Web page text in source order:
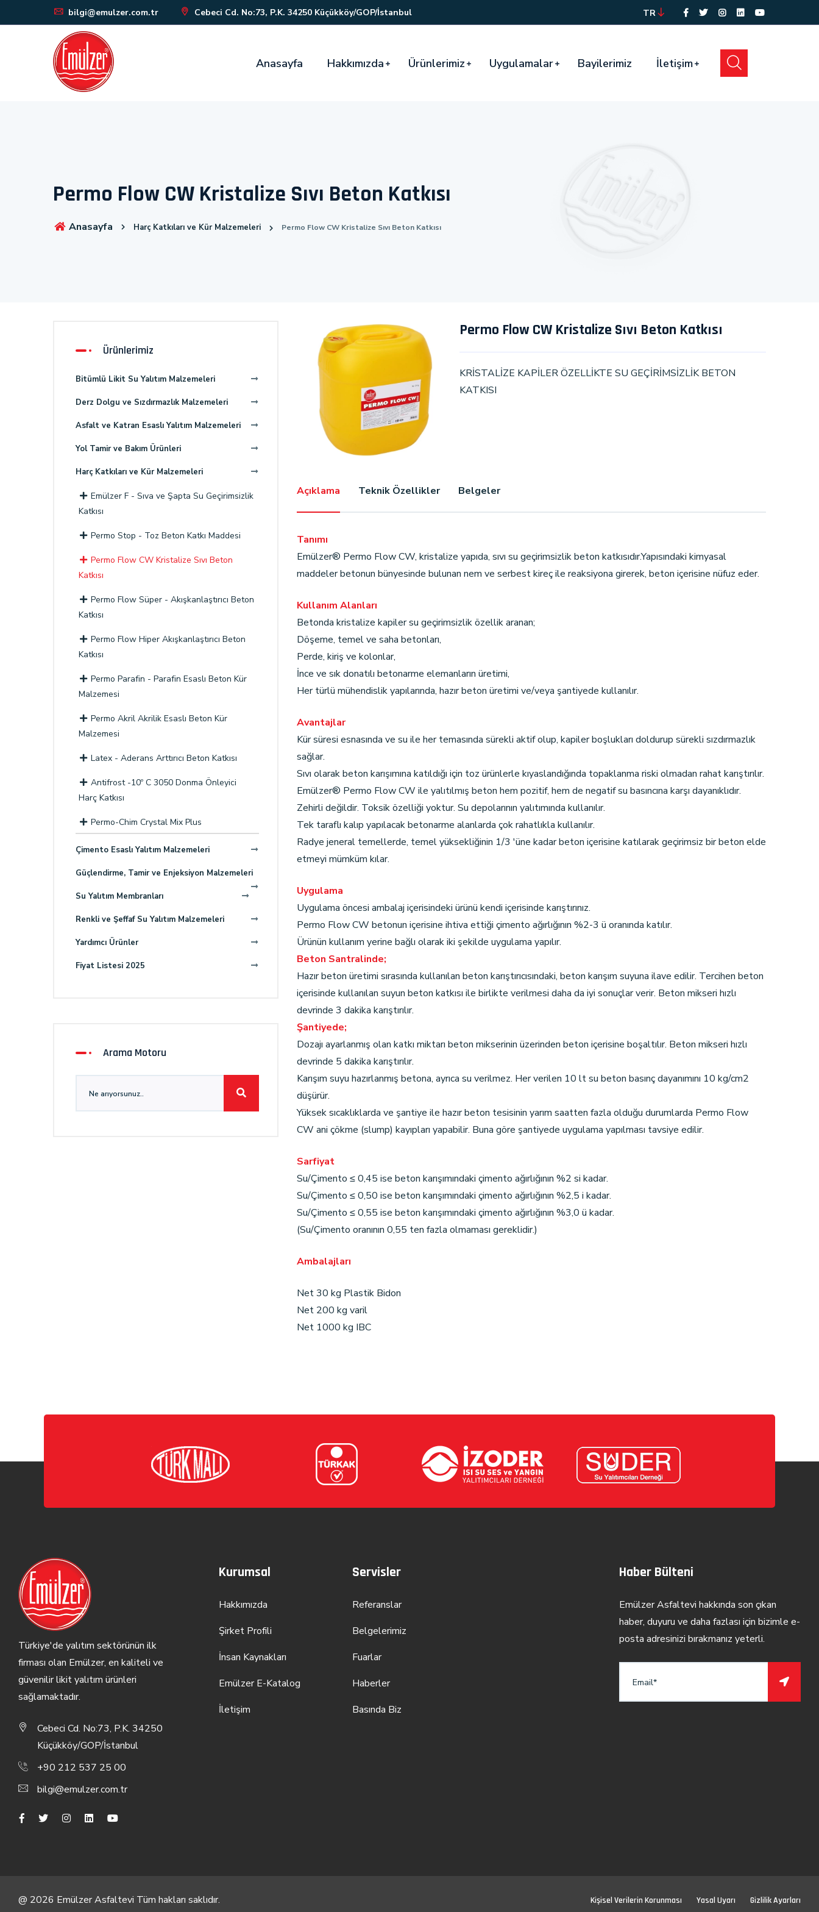
bilgi@emulzer.com.tr Cebeci Cd. No:73, P.K. 34250 Küçükköy/GOP/İstanbul TR
Anasayfa Hakkımızda Ürünlerimiz Uygulamalar Bayilerimiz İletişim
Permo Flow CW Kristalize Sıvı Beton Katkısı
Anasayfa Harç Katkıları ve Kür Malzemeleri Permo Flow CW Kristalize Sıvı Beton Katkısı
Permo Flow CW Kristalize Sıvı Beton Katkısı
KRİSTALİZE KAPİLER ÖZELLİKTE SU GEÇİRİMSİZLİK BETON
KATKISI
Açıklama Teknik Özellikler Belgeler
Tanımı
Emülzer® Permo Flow CW, kristalize yapıda, sıvı su geçirimsizlik beton katkısıdır.Yapısındaki kimyasal
maddeler betonun bünyesinde bulunan nem ve serbest kireç ile reaksiyona girerek, beton içerisine nüfuz eder.
Kullanım Alanları
Betonda kristalize kapiler su geçirimsizlik özellik aranan;
Döşeme, temel ve saha betonları,
Perde, kiriş ve kolonlar,
İnce ve sık donatılı betonarme elemanların üretimi,
Her türlü mühendislik yapılarında, hazır beton üretimi ve/veya şantiyede kullanılır.
Avantajlar
Kür süresi esnasında ve su ile her temasında sürekli aktif olup, kapiler boşlukları doldurup sürekli sızdırmazlık
sağlar.
Sıvı olarak beton karışımına katıldığı için toz ürünlerle kıyaslandığında topaklanma riski olmadan rahat karıştırılır.
Emülzer® Permo Flow CW ile yalıtılmış beton hem pozitif, hem de negatif su basıncına karşı dayanıklıdır.
Zehirli değildir. Toksik özelliği yoktur. Su depolarının yalıtımında kullanılır.
Tek taraflı kalıp yapılacak betonarme alanlarda çok rahatlıkla kullanılır.
Radye jeneral temellerde, temel yüksekliğinin 1/3 'üne kadar beton içerisine katılarak geçirimsiz bir beton elde
etmeyi mümküm kılar.
Uygulama
Uygulama öncesi ambalaj içerisindeki ürünü kendi içerisinde karıştırınız.
Permo Flow CW betonun içerisine ihtiva ettiği çimento ağırlığının %2-3 ü oranında katılır.
Ürünün kullanım yerine bağlı olarak iki şekilde uygulama yapılır.
Beton Santralinde;
Hazır beton üretimi sırasında kullanılan beton karıştırıcısındaki, beton karışım suyuna ilave edilir. Tercihen beton
içerisinde kullanılan suyun beton katkısı ile birlikte verilmesi daha da iyi sonuçlar verir. Beton mikseri hızlı
devrinde 3 dakika karıştırılır.
Şantiyede;
Dozajı ayarlanmış olan katkı miktarı beton mikserinin üzerinden beton içerisine boşaltılır. Beton mikseri hızlı
devrinde 5 dakika karıştırılır.
Karışım suyu hazırlanmış betona, ayrıca su verilmez. Her verilen 10 lt su beton basınç dayanımını 10 kg/cm2
düşürür.
Yüksek sıcaklıklarda ve şantiye ile hazır beton tesisinin yarım saatten fazla olduğu durumlarda Permo Flow
CW ani çökme (slump) kayıpları yapabilir. Buna göre şantiyede uygulama yapılması tavsiye edilir.
Sarfiyat
Su/Çimento ≤ 0,45 ise beton karışımındaki çimento ağırlığının %2 si kadar.
Su/Çimento ≤ 0,50 ise beton karışımındaki çimento ağırlığının %2,5 i kadar.
Su/Çimento ≤ 0,55 ise beton karışımındaki çimento ağırlığının %3,0 ü kadar.
(Su/Çimento oranının 0,55 ten fazla olmaması gereklidir.)
Ambalajları
Net 30 kg Plastik Bidon
Net 200 kg varil
Net 1000 kg IBC
Ürünlerimiz
Bitümlü Likit Su Yalıtım Malzemeleri
Derz Dolgu ve Sızdırmazlık Malzemeleri
Asfalt ve Katran Esaslı Yalıtım Malzemeleri
Yol Tamir ve Bakım Ürünleri
Harç Katkıları ve Kür Malzemeleri
Emülzer F - Sıva ve Şapta Su Geçirimsizlik
Katkısı
Permo Stop - Toz Beton Katkı Maddesi
Permo Flow CW Kristalize Sıvı Beton
Katkısı
Permo Flow Süper - Akışkanlaştırıcı Beton
Katkısı
Permo Flow Hiper Akışkanlaştırıcı Beton
Katkısı
Permo Parafin - Parafin Esaslı Beton Kür
Malzemesi
Permo Akril Akrilik Esaslı Beton Kür
Malzemesi
Latex - Aderans Arttırıcı Beton Katkısı
Antifrost -10º C 3050 Donma Önleyici
Harç Katkısı
Permo-Chim Crystal Mix Plus
Çimento Esaslı Yalıtım Malzemeleri
Güçlendirme, Tamir ve Enjeksiyon Malzemeleri
Su Yalıtım Membranları
Renkli ve Şeffaf Su Yalıtım Malzemeleri
Yardımcı Ürünler
Fiyat Listesi 2025
Arama Motoru
Türkiye'de yalıtım sektörünün ilk
firması olan Emülzer, en kaliteli ve
güvenilir likit yalıtım ürünleri
sağlamaktadır.
Cebeci Cd. No:73, P.K. 34250
Küçükköy/GOP/İstanbul
+90 212 537 25 00
bilgi@emulzer.com.tr
Kurumsal
Hakkımızda
Şirket Profili
İnsan Kaynakları
Emülzer E-Katalog
İletişim
Servisler
Referanslar
Belgelerimiz
Fuarlar
Haberler
Basında Biz
Haber Bülteni
Emülzer Asfaltevi hakkında son çıkan
haber, duyuru ve daha fazlası için bizimle e-
posta adresinizi bırakmanız yeterli.
@ 2026 Emülzer Asfaltevi Tüm hakları saklıdır. Kişisel Verilerin Korunması Yasal Uyarı Gizlilik Ayarları